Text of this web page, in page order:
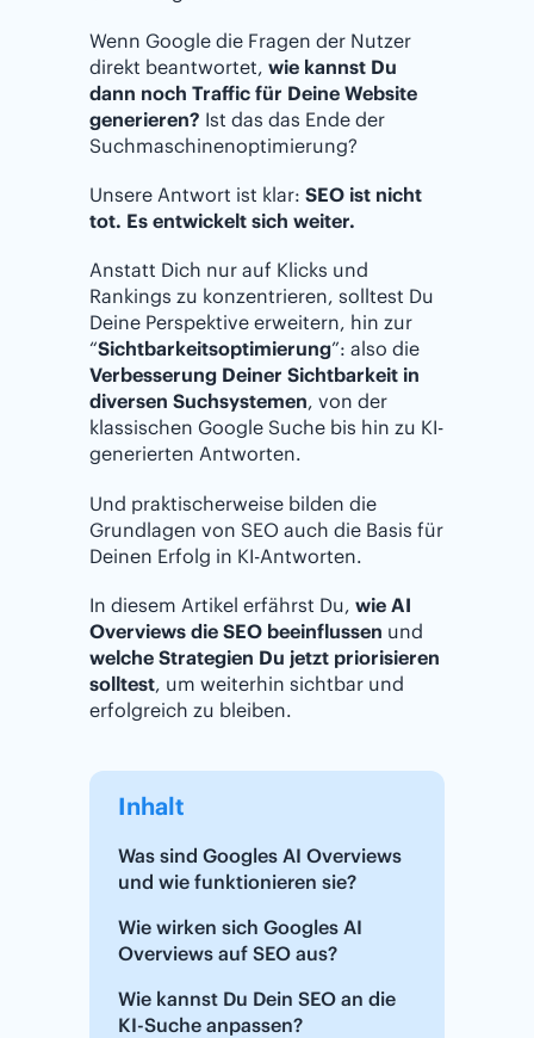
Wenn Google die Fragen der Nutzer
direkt beantwortet, wie kannst Du
dann noch Traffic für Deine Website
generieren? Ist das das Ende der
Suchmaschinenoptimierung?
Unsere Antwort ist klar: SEO ist nicht
tot. Es entwickelt sich weiter.
Anstatt Dich nur auf Klicks und
Rankings zu konzentrieren, solltest Du
Deine Perspektive erweitern, hin zur
“Sichtbarkeitsoptimierung”: also die
Verbesserung Deiner Sichtbarkeit in
diversen Suchsystemen, von der
klassischen Google Suche bis hin zu KI-
generierten Antworten.
Und praktischerweise bilden die
Grundlagen von SEO auch die Basis für
Deinen Erfolg in KI-Antworten.
In diesem Artikel erfährst Du, wie AI
Overviews die SEO beeinflussen und
welche Strategien Du jetzt priorisieren
solltest, um weiterhin sichtbar und
erfolgreich zu bleiben.
Inhalt
Was sind Googles AI Overviews
und wie funktionieren sie?
Wie wirken sich Googles AI
Overviews auf SEO aus?
Wie kannst Du Dein SEO an die
KI-Suche anpassen?